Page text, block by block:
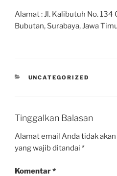
Alamat : Jl. Kalibutuh No. 134
Bubutan, Surabaya, Jawa
UNCATEGORIZED
Tinggalkan Balasan
Alamat email Anda tidak
yang wajib ditandai *
Komentar*